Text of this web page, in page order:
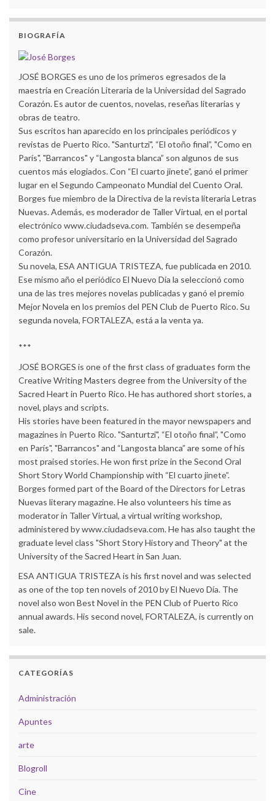
BIOGRAFÍA
JOSÉ BORGES es uno de los primeros egresados de la
maestría en Creación Literaria de la Universidad del Sagrado
Corazón. Es autor de cuentos, novelas, reseñas literarias y
obras de teatro.
Sus escritos han aparecido en los principales periódicos y
revistas de Puerto Rico. "Santurtzi", “El otoño final”, "Como en
París", "Barrancos" y “Langosta blanca” son algunos de sus
cuentos más elogiados. Con “El cuarto jinete”, ganó el primer
lugar en el Segundo Campeonato Mundial del Cuento Oral.
Borges fue miembro de la Directiva de la revista literaria Letras
Nuevas. Además, es moderador de Taller Virtual, en el portal
electrónico www.ciudadseva.com. También se desempeña
como profesor universitario en la Universidad del Sagrado
Corazón.
Su novela, ESA ANTIGUA TRISTEZA, fue publicada en 2010.
Ese mismo año el periódico El Nuevo Día la seleccionó como
una de las tres mejores novelas publicadas y ganó el premio
Mejor Novela en los premios del PEN Club de Puerto Rico. Su
segunda novela, FORTALEZA, está a la venta ya.
***
JOSÉ BORGES is one of the first class of graduates form the
Creative Writing Masters degree from the University of the
Sacred Heart in Puerto Rico. He has authored short stories, a
novel, plays and scripts.
His stories have been featured in the mayor newspapers and
magazines in Puerto Rico. "Santurtzi", “El otoño final”, "Como
en París", "Barrancos" and “Langosta blanca” are some of his
most praised stories. He won first prize in the Second Oral
Short Story World Championship with “El cuarto jinete”.
Borges formed part of the Board of the Directors for Letras
Nuevas literary magazine. He also volunteers his time as
moderator in Taller Virtual, a virtual writing workshop,
administered by www.ciudadseva.com. He has also taught the
graduate level class "Short Story History and Theory" at the
University of the Sacred Heart in San Juan.
ESA ANTIGUA TRISTEZA is his first novel and was selected
as one of the top ten novels of 2010 by El Nuevo Día. The
novel also won Best Novel in the PEN Club of Puerto Rico
annual awards. His second novel, FORTALEZA, is currently on
sale.
CATEGORÍAS
Administración
Apuntes
arte
Blogroll
Cine